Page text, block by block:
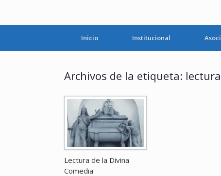
Inicio Institucional
Archivos de la etiqueta: lectura
Lectura de la Divina
Comedia